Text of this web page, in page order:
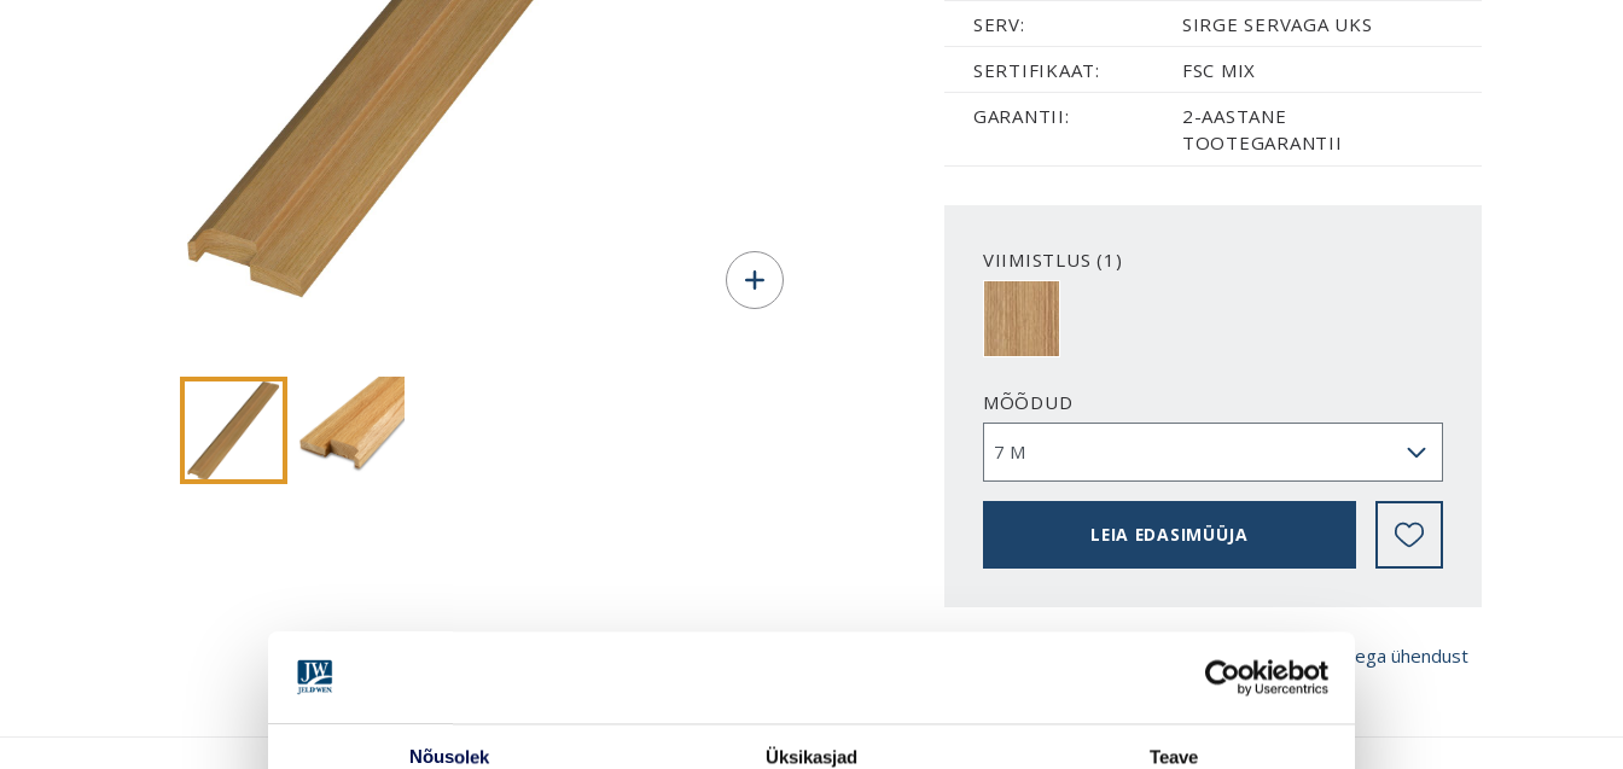
Nõusolek Üksikasjad Teave
SERV:
SIRGE SERVAGA UKS
SERTIFIKAAT:
FSC MIX
GARANTII:
2-AASTANE
TOOTEGARANTII
VIIMISTLUS (1)
MÕÕDUD
LEIA EDASIMÜÜJA
Võta meiega ühendust